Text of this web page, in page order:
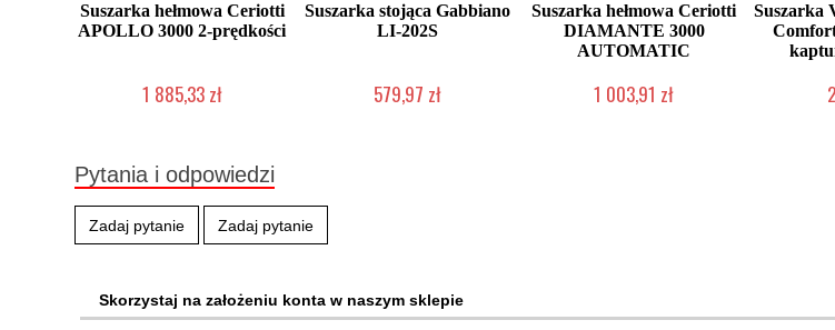
Suszarka hełmowa Ceriotti
APOLLO 3000 2-prędkości
1 885,33 zł
Suszarka stojąca Gabbiano
LI-202S
579,97 zł
Suszarka hełmowa Ceriotti
DIAMANTE 3000
AUTOMATIC
1 003,91 zł
Suszarka
Pytania i odpowiedzi
Zadaj pytanie Zadaj pytanie
Skorzystaj na założeniu konta w naszym sklepie